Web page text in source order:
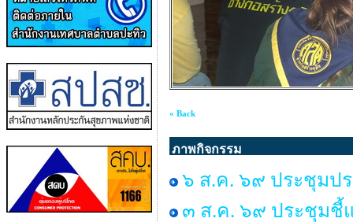
« Back
ภาพกิจกรรม
๖ ส.ค. ๖๙ ประชุมป
๓ ส.ค. ๖๙ ประชุมชี้